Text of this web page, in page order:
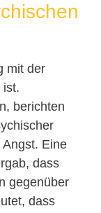
mit der
ist.
berichten
Eine
dass
gegenüber
dass